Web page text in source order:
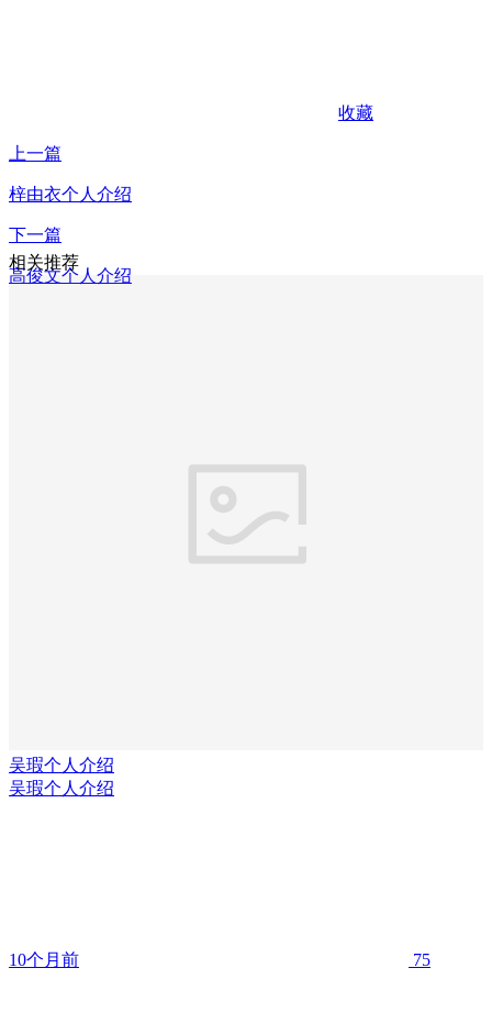
收藏
上一篇
梓由衣个人介绍
下一篇
高俊文个人介绍
相关推荐
吴瑕个人介绍
吴瑕个人介绍
10个月前 75